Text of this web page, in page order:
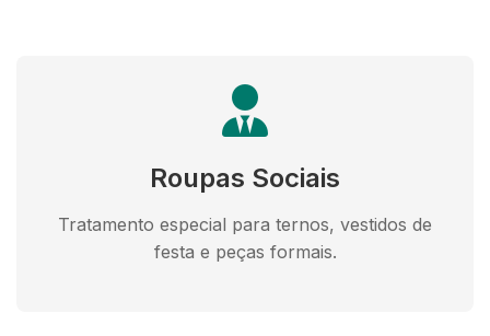
Roupas Sociais
Tratamento especial para ternos, vestidos de
festa e peças formais.